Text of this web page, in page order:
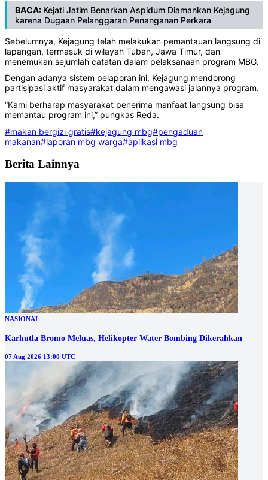
BACA: Kejati Jatim Benarkan Aspidum Diamankan Kejagung
karena Dugaan Pelanggaran Penanganan Perkara
Sebelumnya, Kejagung telah melakukan pemantauan langsung di
lapangan, termasuk di wilayah Tuban, Jawa Timur, dan
menemukan sejumlah catatan dalam pelaksanaan program MBG.
Dengan adanya sistem pelaporan ini, Kejagung mendorong
partisipasi aktif masyarakat dalam mengawasi jalannya program.
“Kami berharap masyarakat penerima manfaat langsung bisa
memantau program ini,” pungkas Reda.
#makan bergizi gratis#kejagung mbg#pengaduan
makanan#laporan mbg warga#aplikasi mbg
Berita Lainnya
NASIONAL
Karhutla Bromo Meluas, Helikopter Water Bombing Dikerahkan
07 Aug 2026 13:00 UTC